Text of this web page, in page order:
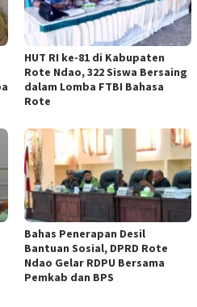
HUT RI ke-81 di Kabupaten
Rote Ndao, 322 Siswa Bersaing
dalam Lomba FTBI Bahasa
Rote
Bahas Penerapan Desil
Bantuan Sosial, DPRD Rote
Ndao Gelar RDPU Bersama
Pemkab dan BPS